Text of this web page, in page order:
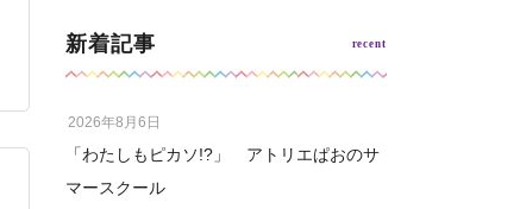
新着記事
「わたしもピカソ!?」 アトリエぱおのサ
マースクール
2026年8月6日